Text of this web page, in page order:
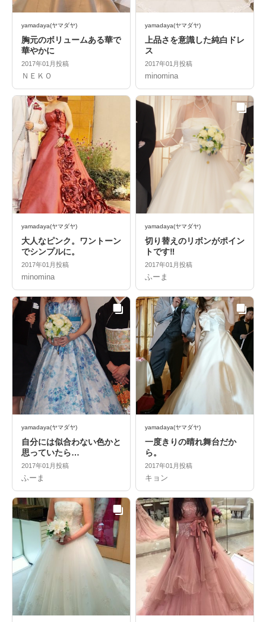
yamadaya(ヤマダヤ)
胸元のボリュームある華で
華やかに
2017年01月投稿
ＮＥＫＯ
yamadaya(ヤマダヤ)
上品さを意識した純白ドレ
ス
2017年01月投稿
minomina
yamadaya(ヤマダヤ)
大人なピンク。ワントーン
でシンプルに。
2017年01月投稿
minomina
yamadaya(ヤマダヤ)
切り替えのリボンがポイン
トです‼︎
2017年01月投稿
ふーま
yamadaya(ヤマダヤ)
自分には似合わない色かと
思っていたら…
2017年01月投稿
ふーま
yamadaya(ヤマダヤ)
一度きりの晴れ舞台だか
ら。
2017年01月投稿
キョン